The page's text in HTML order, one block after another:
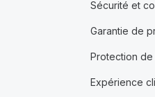
Sécurité et
Garantie de
Protection
Expérience